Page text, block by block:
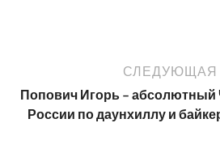
СЛЕДУЮЩАЯ
Попович Игорь – абсолютный
России по даунхиллу и